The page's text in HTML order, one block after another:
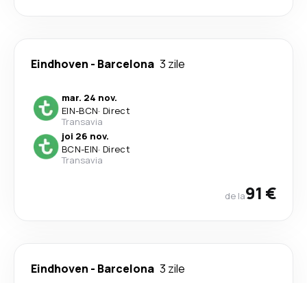
Eindhoven - Barcelona 3 zile
mar. 24 nov.
EIN-BCN· Direct
Transavia
joi 26 nov.
BCN-EIN· Direct
Transavia
de la91 €
Eindhoven - Barcelona 3 zile